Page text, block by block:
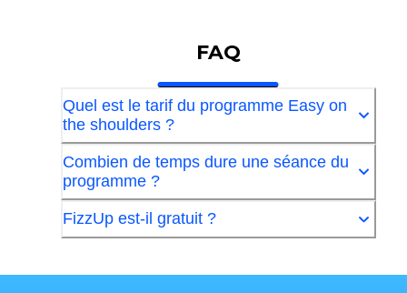
FAQ
Quel est le tarif du programme Easy on
the shoulders ?
Combien de temps dure une séance du
programme ?
FizzUp est-il gratuit ?